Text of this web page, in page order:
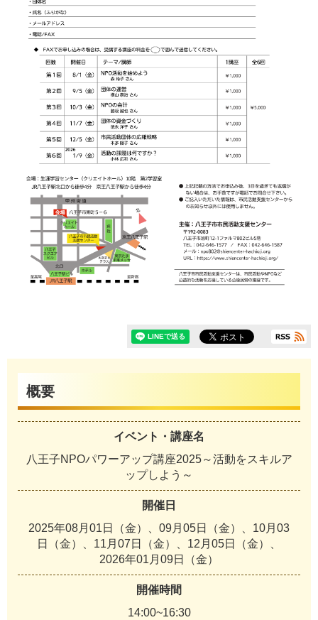
概要
イベント・講座名
八王子NPOパワーアップ講座2025～活動をスキルア
ップしよう～
開催日
2025年08月01日（金）、09月05日（金）、10月03
日（金）、11月07日（金）、12月05日（金）、
2026年01月09日（金）
開催時間
14:00~16:30